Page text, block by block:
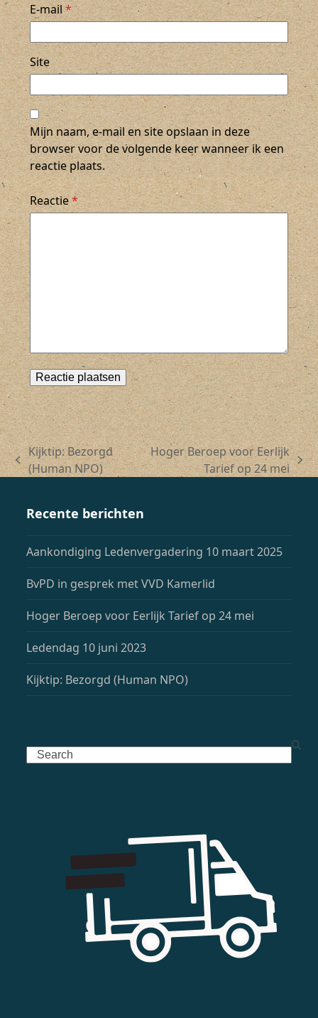
E-mail*
Site
Mijn naam, e-mail en site opslaan in deze
browser voor de volgende keer wanneer ik een
reactie plaats.
Reactie*
previous
Kijktip: Bezorgd
(Human NPO)
next
Hoger Beroep voor Eerlijk
Tarief op 24 mei
Recente berichten
Aankondiging Ledenvergadering 10 maart 2025
BvPD in gesprek met VVD Kamerlid
Hoger Beroep voor Eerlijk Tarief op 24 mei
Ledendag 10 juni 2023
Kijktip: Bezorgd (Human NPO)
Search